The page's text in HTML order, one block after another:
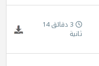
3 دقائق 14
ثانية